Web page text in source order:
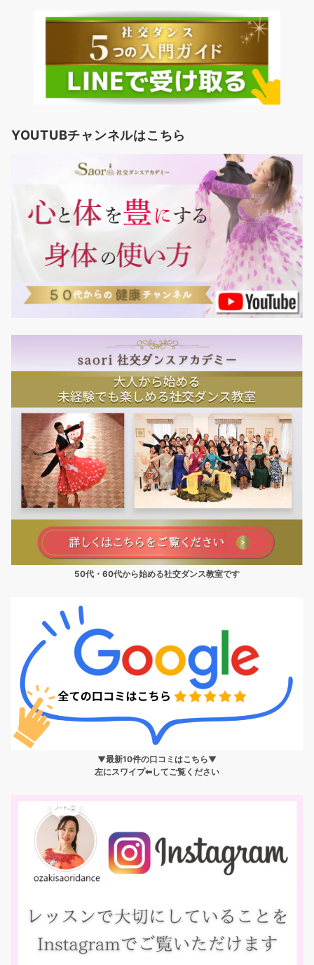
YOUTUBチャンネルはこちら
50代・60代から始める社交ダンス教室です
▼最新10件の口コミはこちら▼
左にスワイプ⬅︎してご覧ください